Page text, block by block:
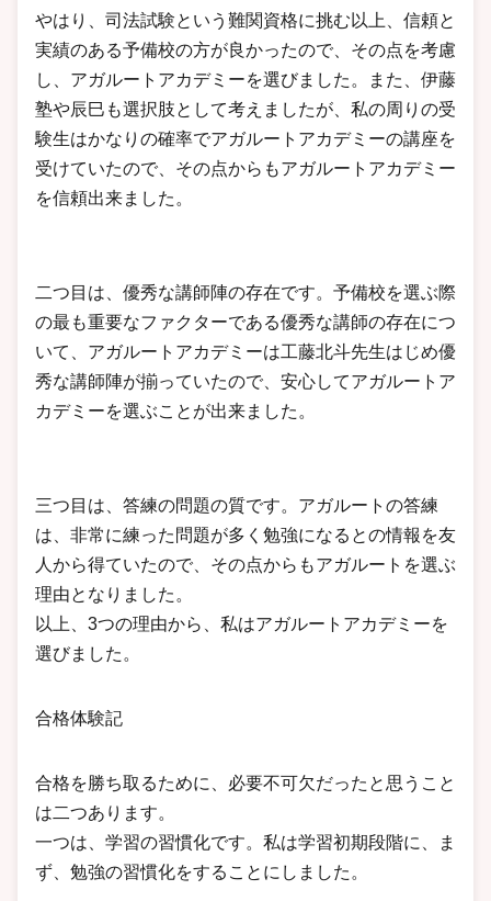
やはり、司法試験という難関資格に挑む以上、信頼と
実績のある予備校の方が良かったので、その点を考慮
し、アガルートアカデミーを選びました。また、伊藤
塾や辰巳も選択肢として考えましたが、私の周りの受
験生はかなりの確率でアガルートアカデミーの講座を
受けていたので、その点からもアガルートアカデミー
を信頼出来ました。
二つ目は、優秀な講師陣の存在です。予備校を選ぶ際
の最も重要なファクターである優秀な講師の存在につ
いて、アガルートアカデミーは工藤北斗先生はじめ優
秀な講師陣が揃っていたので、安心してアガルートア
カデミーを選ぶことが出来ました。
三つ目は、答練の問題の質です。アガルートの答練
は、非常に練った問題が多く勉強になるとの情報を友
人から得ていたので、その点からもアガルートを選ぶ
理由となりました。
以上、3つの理由から、私はアガルートアカデミーを
選びました。
合格体験記
合格を勝ち取るために、必要不可欠だったと思うこと
は二つあります。
一つは、学習の習慣化です。私は学習初期段階に、ま
ず、勉強の習慣化をすることにしました。